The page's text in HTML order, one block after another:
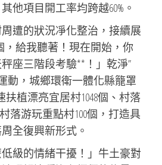
他項目開工率均跨越60%。
遭的狀況凈化整治，接續展
，給我聽著！現在開始，你
座三階段考驗**！」乾淨”
動，城鄉環衛一體化縣籠罩
扶植漂亮宜居村1048個、村落
落游玩重點村100個，打造具
全復興新形式。
低級的情緒干擾！」牛土豪對